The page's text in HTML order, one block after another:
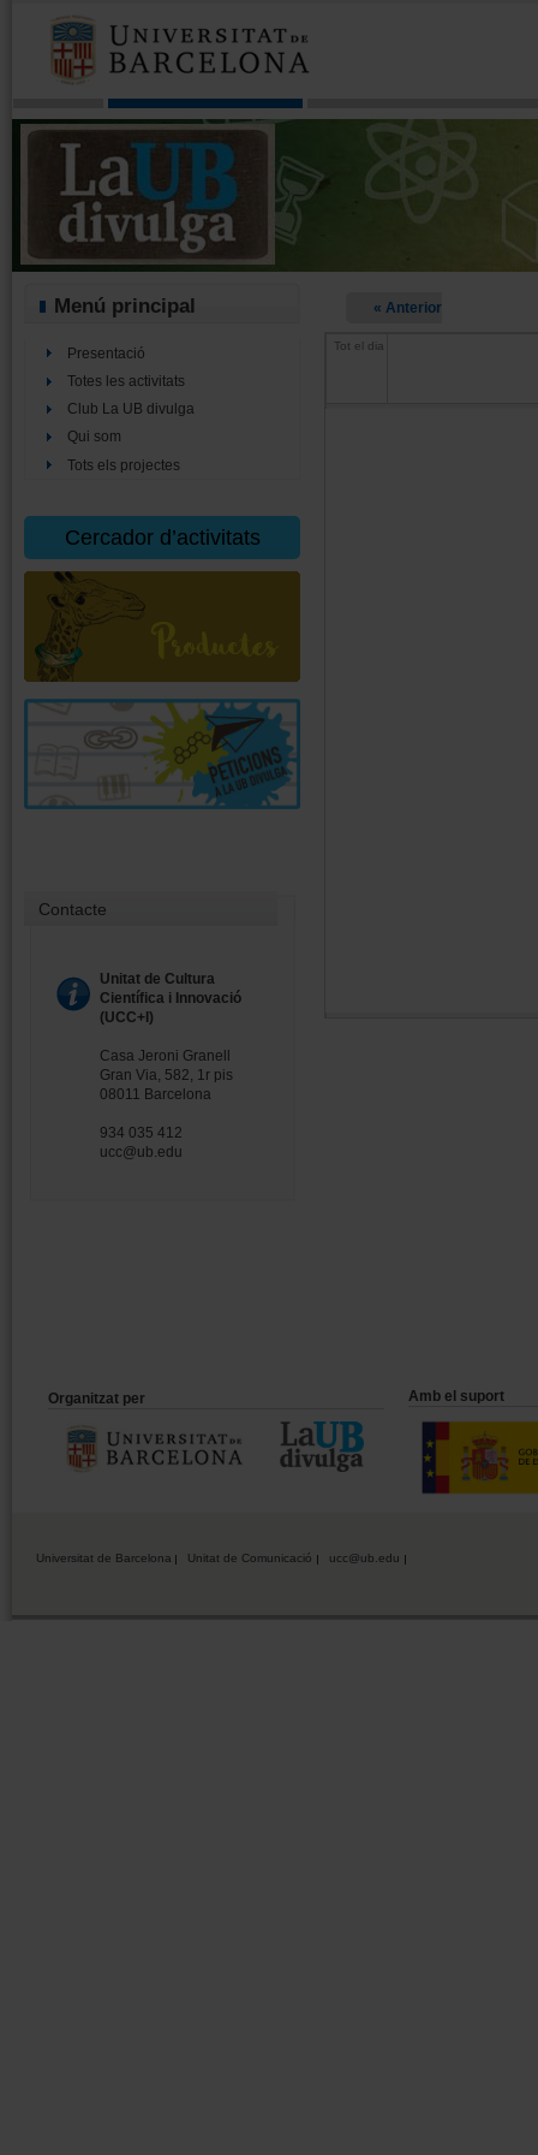
Menú principal
Presentació
Totes les activitats
Club La UB divulga
Qui som
Tots els projectes
Cercador d’activitats
Contacte
Unitat de Cultura
Científica i Innovació
(UCC+I)
Casa Jeroni Granell
Gran Via, 582, 1r pis
08011 Barcelona
934 035 412
ucc@ub.edu
« Anterior
Tot el dia
Organitzat per Amb el suport
Universitat de Barcelona Unitat de Comunicació ucc@ub.edu